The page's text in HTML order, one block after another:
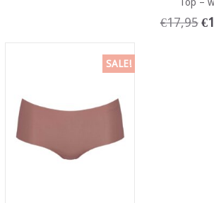
€17,95 €
SALE!